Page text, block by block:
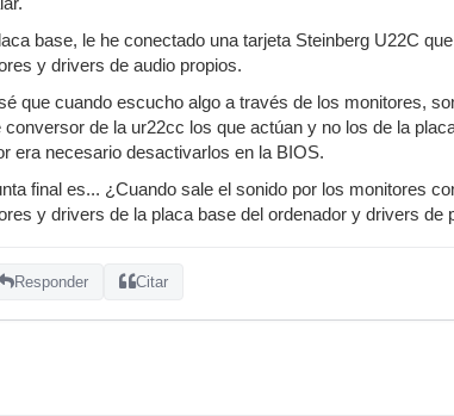
base, le he conectado una tarjeta Steinberg U22C
y drivers de audio propios.
que cuando escucho algo a través de los monitores,
conversor de la ur22cc los que actúan y no los de la
era necesario desactivarlos en la BIOS.
final es... ¿Cuando sale el sonido por los monitores
y drivers de la placa base del ordenador y drivers
Responder Citar